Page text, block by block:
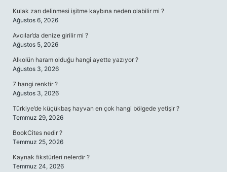
Kulak zarı delinmesi işitme kaybına neden olabilir mi ?
Ağustos 6, 2026
Avcılar’da denize girilir mi ?
Ağustos 5, 2026
Alkolün haram olduğu hangi ayette yazıyor ?
Ağustos 3, 2026
7 hangi renktir ?
Ağustos 3, 2026
Türkiye’de küçükbaş hayvan en çok hangi bölgede yetişir ?
Temmuz 29, 2026
BookCites nedir ?
Temmuz 25, 2026
Kaynak fikstürleri nelerdir ?
Temmuz 24, 2026